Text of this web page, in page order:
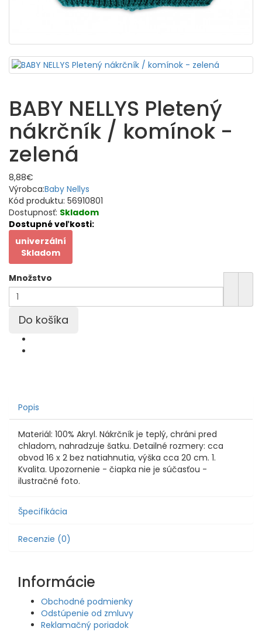
BABY NELLYS Pletený
nákrčník / komínok -
zelená
8,88€
Výrobca:Baby Nellys
Kód produktu: 56910801
Dostupnosť: Skladom
Dostupné veľkosti:
univerzální
Skladom
Množstvo
Popis
Materiál: 100% Akryl. Nákrčník je teplý, chráni pred
chladom, nahradzuje šatku. Detailné rozmery: cca
obvod 16 x 2 bez natiahnutia, výška cca 20 cm. 1.
Kvalita. Upozornenie - čiapka nie je súčasťou -
ilustračné foto.
Špecifikácia
Recenzie (0)
Informácie
Obchodné podmienky
Odstúpenie od zmluvy
Reklamačný poriadok